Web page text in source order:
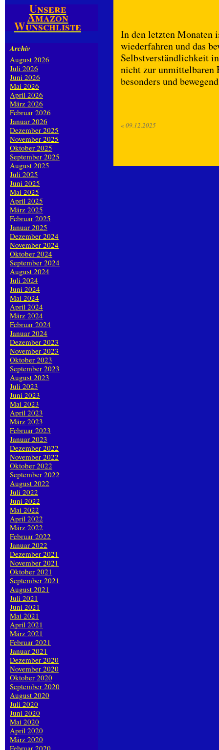
In den letzten Monaten
wiederfahren und das
Selbstverständlichkeit
nicht zur unmittelbaren
besonders und
« 09.12.2025
Unsere
Amazon
Wunschliste
Archiv
August 2026
Juli 2026
Juni 2026
Mai 2026
April 2026
März 2026
Februar 2026
Januar 2026
Dezember 2025
November 2025
Oktober 2025
September 2025
August 2025
Juli 2025
Juni 2025
Mai 2025
April 2025
März 2025
Februar 2025
Januar 2025
Dezember 2024
November 2024
Oktober 2024
September 2024
August 2024
Juli 2024
Juni 2024
Mai 2024
April 2024
März 2024
Februar 2024
Januar 2024
Dezember 2023
November 2023
Oktober 2023
September 2023
August 2023
Juli 2023
Juni 2023
Mai 2023
April 2023
März 2023
Februar 2023
Januar 2023
Dezember 2022
November 2022
Oktober 2022
September 2022
August 2022
Juli 2022
Juni 2022
Mai 2022
April 2022
März 2022
Februar 2022
Januar 2022
Dezember 2021
November 2021
Oktober 2021
September 2021
August 2021
Juli 2021
Juni 2021
Mai 2021
April 2021
März 2021
Februar 2021
Januar 2021
Dezember 2020
November 2020
Oktober 2020
September 2020
August 2020
Juli 2020
Juni 2020
Mai 2020
April 2020
März 2020
Februar 2020